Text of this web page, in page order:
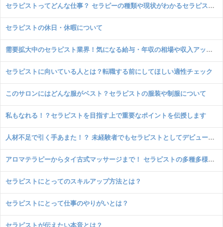
セラピストってどんな仕事？ セラピーの種類や現状がわかるセラピストの“いろは”
セラピストの休日・休暇について
需要拡大中のセラピスト業界！気になる給与・年収の相場や収入アップのポイントとは？
セラピストに向いている人とは？転職する前にしてほしい適性チェック
このサロンにはどんな服がベスト？セラピストの服装や制服について
私もなれる！？セラピストを目指す上で重要なポイントを伝授します
人材不足で引く手あまた！？ 未経験者でもセラピストとしてデビューできる！
アロマテラピーからタイ古式マッサージまで！ セラピストの多種多様な資格を取得するメリットとは？
セラピストにとってのスキルアップ方法とは？
セラピストにとって仕事のやりがいとは？
セラピストが伝えたい本音とは？